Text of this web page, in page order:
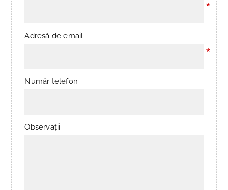
*
Adresă de email
*
Număr telefon
Observații